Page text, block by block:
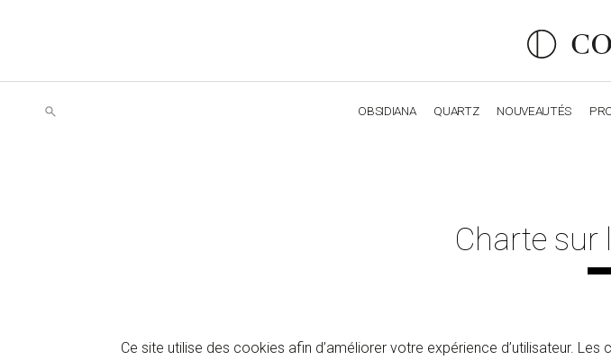
OBSIDIANA QUARTZ NOUVEAUTÉS
Charte sur
Ce site utilise des cookies afin d’améliorer votre expérience d’utilisateur.